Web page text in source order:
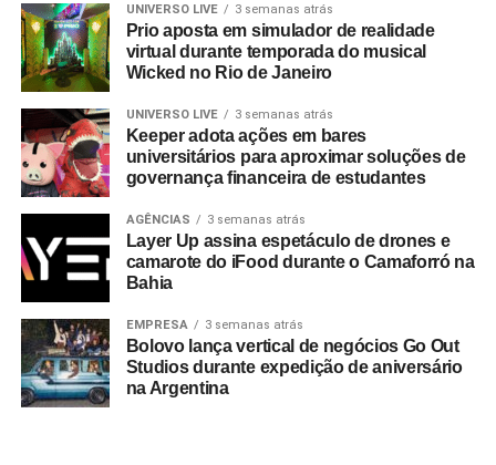
UNIVERSO LIVE 3 semanas atrás
Prio aposta em simulador de realidade
virtual durante temporada do musical
Wicked no Rio de Janeiro
UNIVERSO LIVE 3 semanas atrás
Keeper adota ações em bares
universitários para aproximar soluções de
governança financeira de estudantes
AGÊNCIAS 3 semanas atrás
Layer Up assina espetáculo de drones e
camarote do iFood durante o Camaforró na
Bahia
EMPRESA 3 semanas atrás
Bolovo lança vertical de negócios Go Out
Studios durante expedição de aniversário
na Argentina